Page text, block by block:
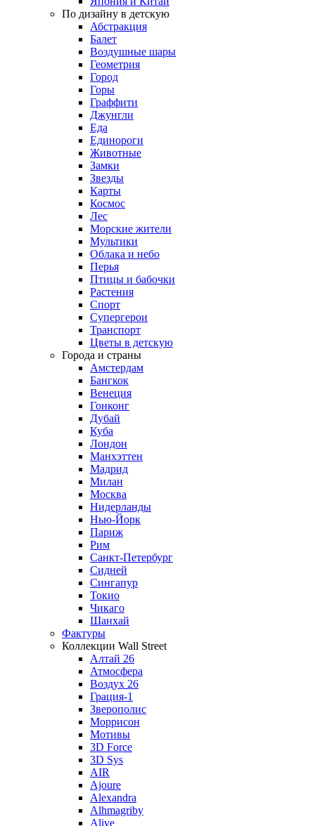
По дизайну в детскую
Абстракция
Балет
Воздушные шары
Геометрия
Город
Горы
Граффити
Джунгли
Еда
Единороги
Животные
Замки
Звезды
Карты
Космос
Лес
Морские жители
Мультики
Облака и небо
Перья
Птицы и бабочки
Растения
Спорт
Супергерои
Транспорт
Цветы в детскую
Города и страны
Амстердам
Бангкок
Венеция
Гонконг
Дубай
Куба
Лондон
Манхэттен
Мадрид
Милан
Москва
Нидерланды
Нью-Йорк
Париж
Рим
Санкт-Петербург
Сидней
Сингапур
Токио
Чикаго
Шанхай
Фактуры
Коллекции Wall Street
Алтай 26
Атмосфера
Воздух 26
Грация-1
Зверополис
Моррисон
Мотивы
3D Force
3D Sys
AIR
Ajoure
Alexandra
Alhmagriby
Alive